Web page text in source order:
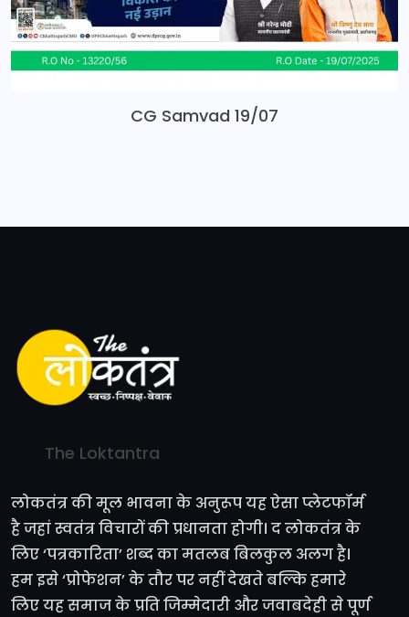
CG Samvad 19/07
The Loktantra
लोकतंत्र की मूल भावना के अनुरूप यह ऐसा प्लेटफॉर्म
है जहां स्वतंत्र विचारों की प्रधानता होगी। द लोकतंत्र के
लिए ‘पत्रकारिता’ शब्द का मतलब बिलकुल अलग है।
हम इसे ‘प्रोफेशन’ के तौर पर नहीं देखते बल्कि हमारे
लिए यह समाज के प्रति जिम्मेदारी और जवाबदेही से पूर्ण